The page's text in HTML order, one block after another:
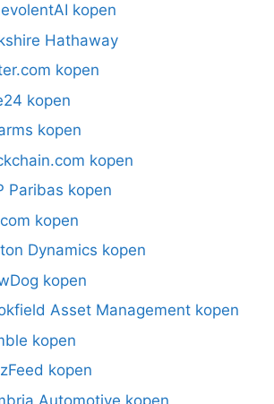
kopen
Hathaway
kopen
kopen
kopen
kopen
Paribas kopen
kopen
Dynamics kopen
kopen
Asset Management kopen
kopen
kopen
Automotive kopen